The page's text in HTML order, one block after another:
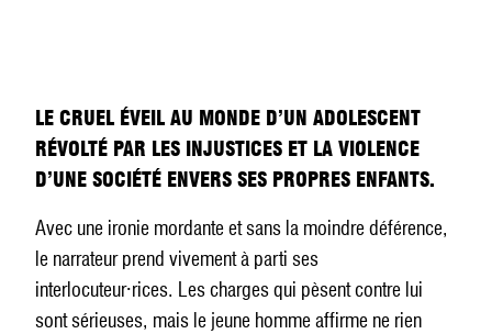
LE CRUEL ÉVEIL AU MONDE D’UN ADOLESCENT
RÉVOLTÉ PAR LES INJUSTICES ET LA VIOLENCE
D’UNE SOCIÉTÉ ENVERS SES PROPRES ENFANTS.
Avec une ironie mordante et sans la moindre déférence,
le narrateur prend vivement à parti ses
interlocuteur·rices. Les charges qui pèsent contre lui
sont sérieuses, mais le jeune homme affirme ne rien